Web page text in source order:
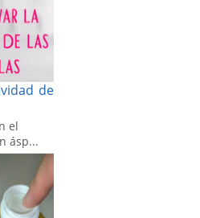
de
el
ásp...